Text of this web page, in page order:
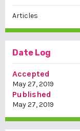
Articles
Date Log
Accepted
May 27, 2019
Published
May 27, 2019